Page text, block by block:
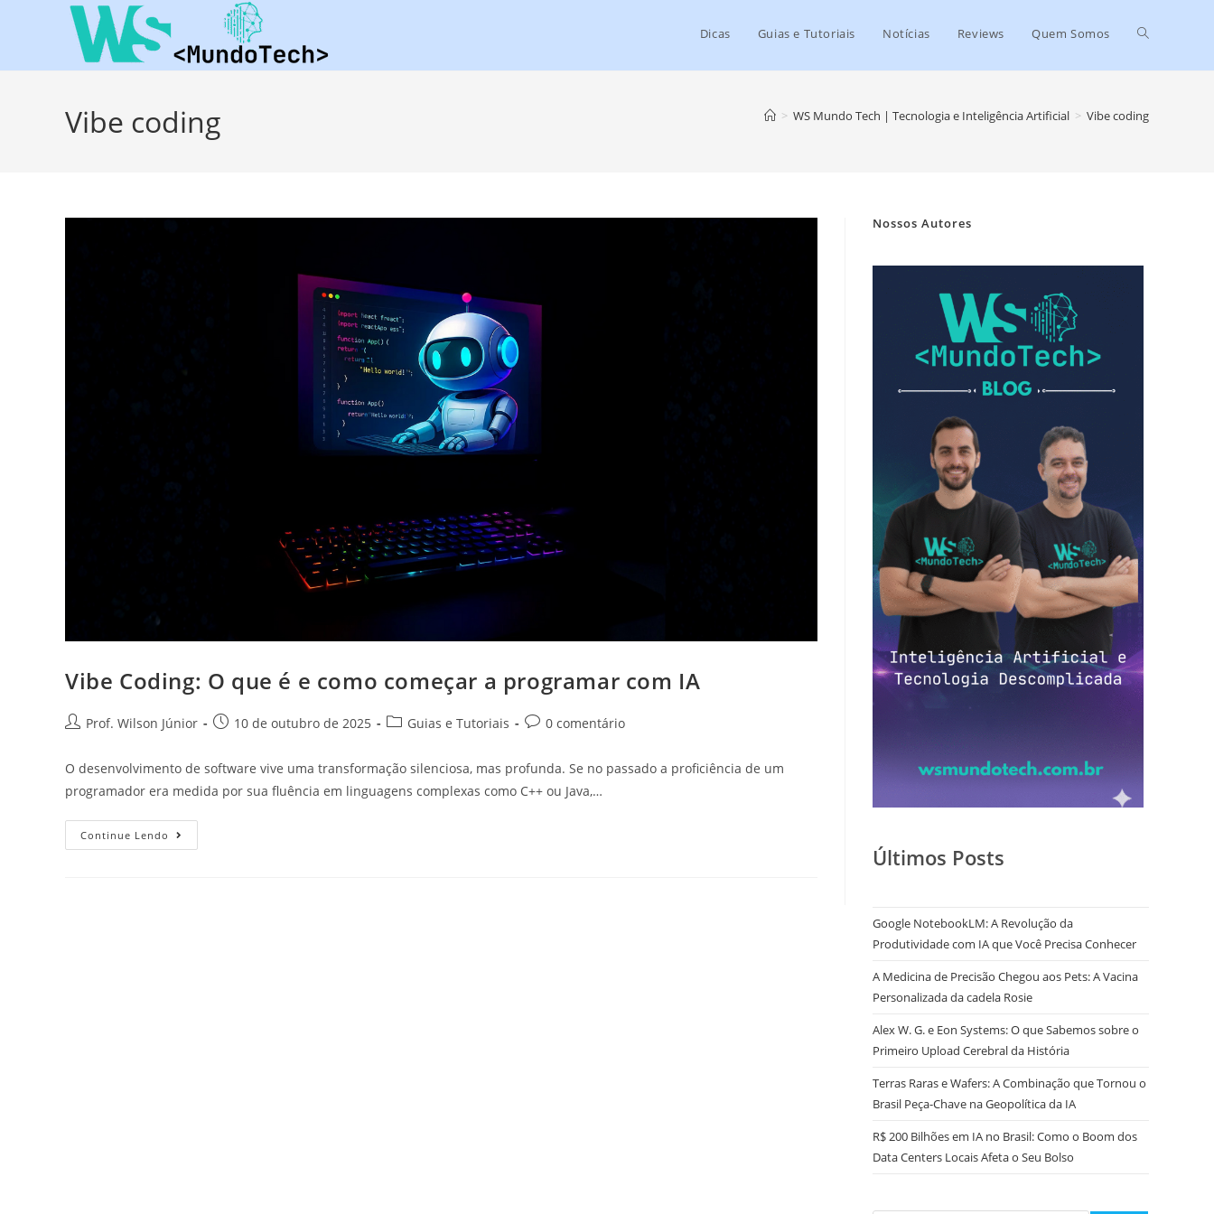
Dicas Guias e Tutoriais Notícias Reviews Quem Somos
Vibe coding > WS Mundo Tech | Tecnologia e Inteligência Artificial > Vibe coding
Vibe Coding: O que é e como começar a programar com IA
Prof. Wilson Júnior 10 de outubro de 2025 Guias e Tutoriais 0 comentário
O desenvolvimento de software vive uma transformação silenciosa, mas profunda. Se no passado a proficiência de um
programador era medida por sua fluência em linguagens complexas como C++ ou Java,…
Continue Lendo
Nossos Autores
Últimos Posts
Google NotebookLM: A Revolução da
Produtividade com IA que Você Precisa Conhecer
A Medicina de Precisão Chegou aos Pets: A Vacina
Personalizada da cadela Rosie
Alex W. G. e Eon Systems: O que Sabemos sobre o
Primeiro Upload Cerebral da História
Terras Raras e Wafers: A Combinação que Tornou o
Brasil Peça-Chave na Geopolítica da IA
R$ 200 Bilhões em IA no Brasil: Como o Boom dos
Data Centers Locais Afeta o Seu Bolso